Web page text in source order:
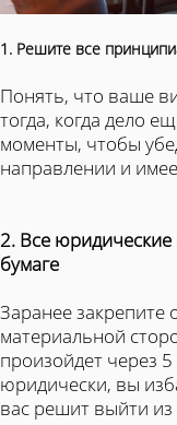
1. Решите все
Понять, что ваше
тогда, когда дело
моменты, чтобы
направлении и
2. Все
бумаге
Заранее закрепите
материальной
произойдет через
юридически, вы
вас решит выйти